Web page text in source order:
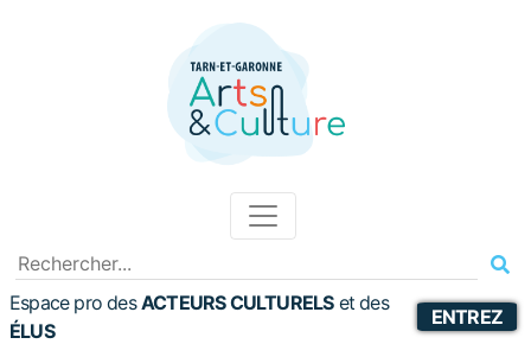
Espace pro desACTEURS CULTURELS etdes
ÉLUS
ENTREZ